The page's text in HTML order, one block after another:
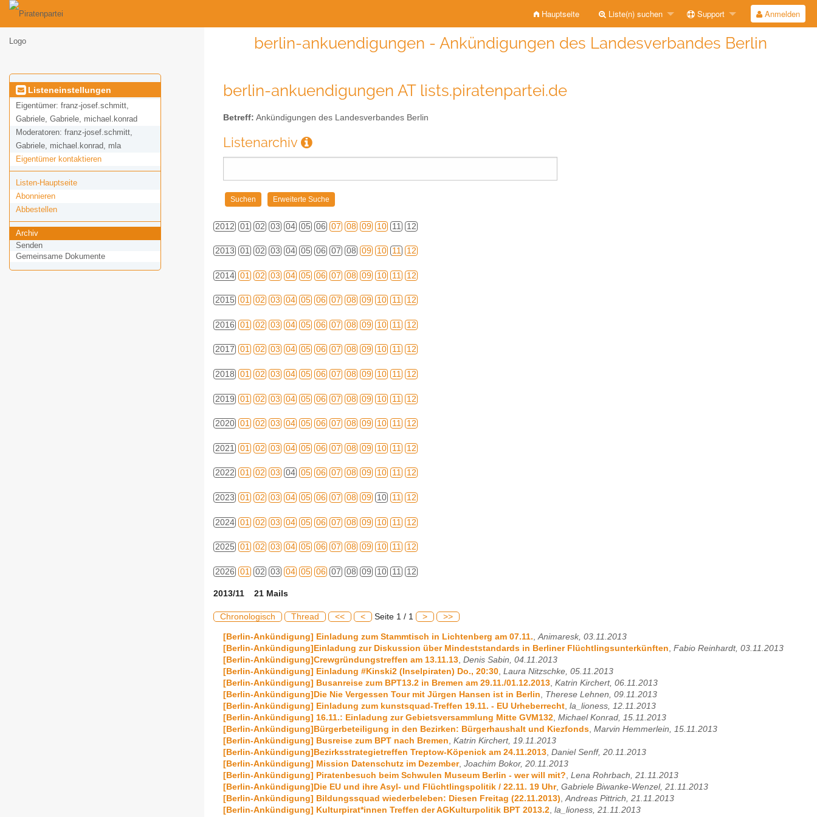
Hauptseite Liste(n) suchen Support Anmelden
berlin-ankuendigungen - Ankündigungen des Landesverbandes Berlin
Listeneinstellungen
Eigentümer: franz-josef.schmitt,
Gabriele, Gabriele, michael.konrad
Moderatoren: franz-josef.schmitt,
Gabriele, michael.konrad, mla
Eigentümer kontaktieren
Listen-Hauptseite
Abonnieren
Abbestellen
Archiv
Senden
Gemeinsame Dokumente
berlin-ankuendigungen AT lists.piratenpartei.de
Betreff: Ankündigungen des Landesverbandes Berlin
Listenarchiv
2012 01 02 03 04 05 06 07 08 09 10 11 12
2013 01 02 03 04 05 06 07 08 09 10 11 12
2014 01 02 03 04 05 06 07 08 09 10 11 12
2015 01 02 03 04 05 06 07 08 09 10 11 12
2016 01 02 03 04 05 06 07 08 09 10 11 12
2017 01 02 03 04 05 06 07 08 09 10 11 12
2018 01 02 03 04 05 06 07 08 09 10 11 12
2019 01 02 03 04 05 06 07 08 09 10 11 12
2020 01 02 03 04 05 06 07 08 09 10 11 12
2021 01 02 03 04 05 06 07 08 09 10 11 12
2022 01 02 03 04 05 06 07 08 09 10 11 12
2023 01 02 03 04 05 06 07 08 09 10 11 12
2024 01 02 03 04 05 06 07 08 09 10 11 12
2025 01 02 03 04 05 06 07 08 09 10 11 12
2026 01 02 03 04 05 06 07 08 09 10 11 12
2013/11 21 Mails
Chronologisch Thread << < Seite 1 / 1 > >>
[Berlin-Ankündigung] Einladung zum Stammtisch in Lichtenberg am 07.11.,Animaresk, 03.11.2013
[Berlin-Ankündigung]Einladung zur Diskussion über Mindeststandards in Berliner Flüchtlingsunterkünften, Fabio Reinhardt, 03.11.2013
[Berlin-Ankündigung]Crewgründungstreffen am 13.11.13, Denis Sabin, 04.11.2013
[Berlin-Ankündigung] Einladung #Kinski2 (Inselpiraten) Do., 20:30, Laura Nitzschke, 05.11.2013
[Berlin-Ankündigung] Busanreise zum BPT13.2 in Bremen am 29.11./01.12.2013, Katrin Kirchert, 06.11.2013
[Berlin-Ankündigung]Die Nie Vergessen Tour mit Jürgen Hansen ist in Berlin, Therese Lehnen, 09.11.2013
[Berlin-Ankündigung] Einladung zum kunstsquad-Treffen 19.11. - EU Urheberrecht, la_lioness, 12.11.2013
[Berlin-Ankündigung] 16.11.: Einladung zur Gebietsversammlung Mitte GVM132, Michael Konrad, 15.11.2013
[Berlin-Ankündigung]Bürgerbeteiligung in den Bezirken: Bürgerhaushalt und Kiezfonds, Marvin Hemmerlein, 15.11.2013
[Berlin-Ankündigung] Busreise zum BPT nach Bremen, Katrin Kirchert, 19.11.2013
[Berlin-Ankündigung]Bezirksstrategietreffen Treptow-Köpenick am 24.11.2013, Daniel Senff, 20.11.2013
[Berlin-Ankündigung] Mission Datenschutz im Dezember, Joachim Bokor, 20.11.2013
[Berlin-Ankündigung] Piratenbesuch beim Schwulen Museum Berlin - wer will mit?, Lena Rohrbach, 21.11.2013
[Berlin-Ankündigung]Die EU und ihre Asyl- und Flüchtlingspolitik / 22.11. 19 Uhr, Gabriele Biwanke-Wenzel, 21.11.2013
[Berlin-Ankündigung] Bildungssquad wiederbeleben: Diesen Freitag (22.11.2013),Andreas Pittrich, 21.11.2013
[Berlin-Ankündigung] Kulturpirat*innen Treffen der AGKulturpolitik BPT 2013.2, la_lioness, 21.11.2013